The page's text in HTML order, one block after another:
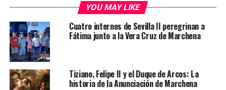
YOU MAY LIKE
Cuatro internos de Sevilla II peregrinan a
Fátima junto a la Vera Cruz de Marchena
Tiziano, Felipe II y el Duque de Arcos: La
historia de la Anunciación de Marchena